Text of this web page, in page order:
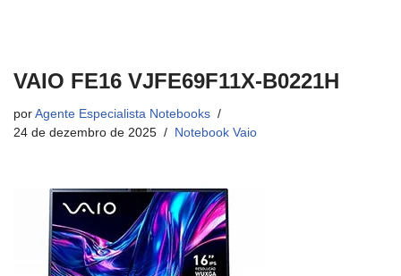
VAIO FE16 VJFE69F11X-B0221H
por Agente Especialista Notebooks
24 de dezembro de 2025
Notebook Vaio